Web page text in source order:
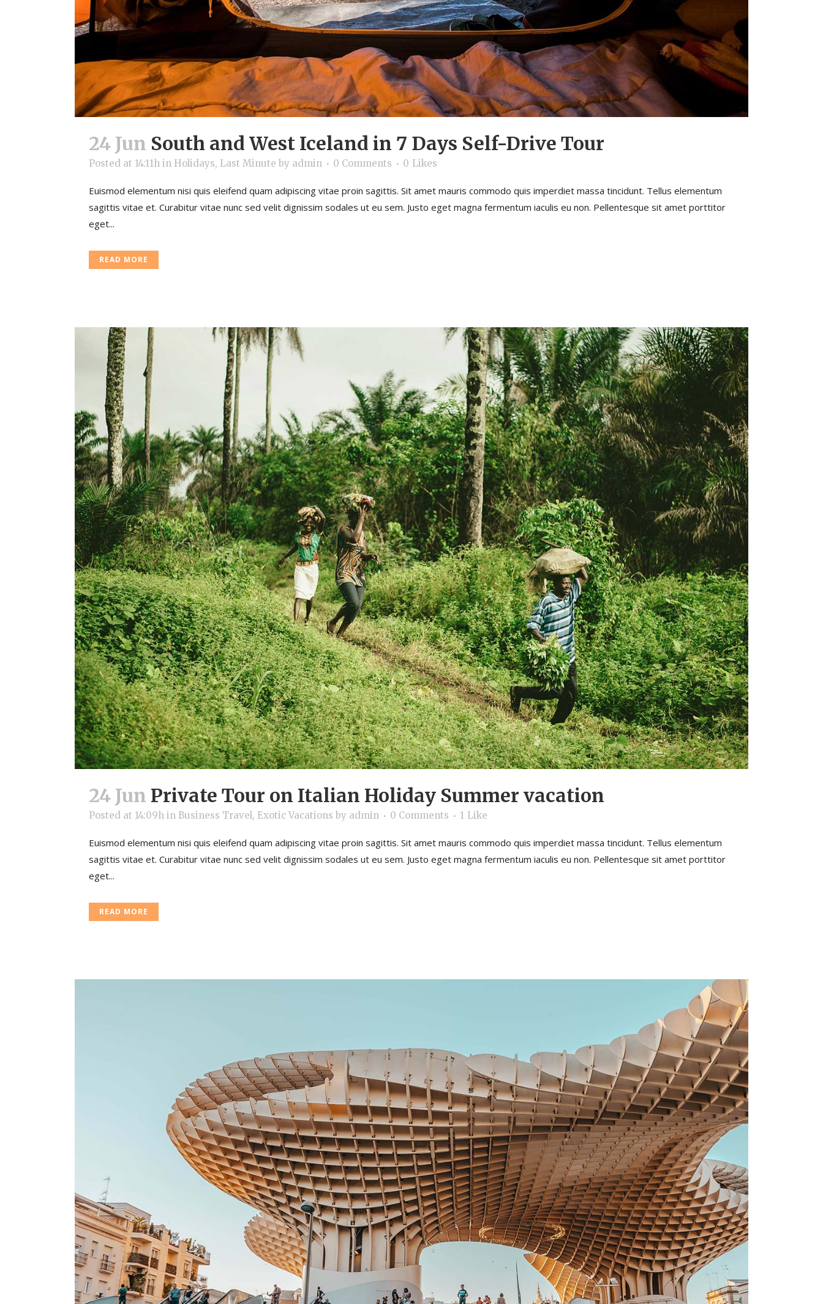
24 Jun South and West Iceland in 7 Days Self-Drive Tour
Posted at 14:11h in Holidays, Last Minute by admin 0 Comments 0 Likes
Euismod elementum nisi quis eleifend quam adipiscing vitae proin sagittis. Sit amet mauris commodo quis imperdiet massa tincidunt. Tellus elementum
sagittis vitae et. Curabitur vitae nunc sed velit dignissim sodales ut eu sem. Justo eget magna fermentum iaculis eu non. Pellentesque sit amet porttitor
eget...
READ MORE
24 Jun Private Tour on Italian Holiday Summer vacation
Posted at 14:09h in Business Travel, Exotic Vacations by admin 0 Comments 1 Like
Euismod elementum nisi quis eleifend quam adipiscing vitae proin sagittis. Sit amet mauris commodo quis imperdiet massa tincidunt. Tellus elementum
sagittis vitae et. Curabitur vitae nunc sed velit dignissim sodales ut eu sem. Justo eget magna fermentum iaculis eu non. Pellentesque sit amet porttitor
eget...
READ MORE